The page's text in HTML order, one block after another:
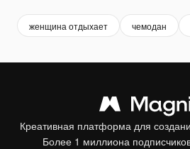
женщина отдыхает чемодан
Креативная платформа для
Более 1 миллиона